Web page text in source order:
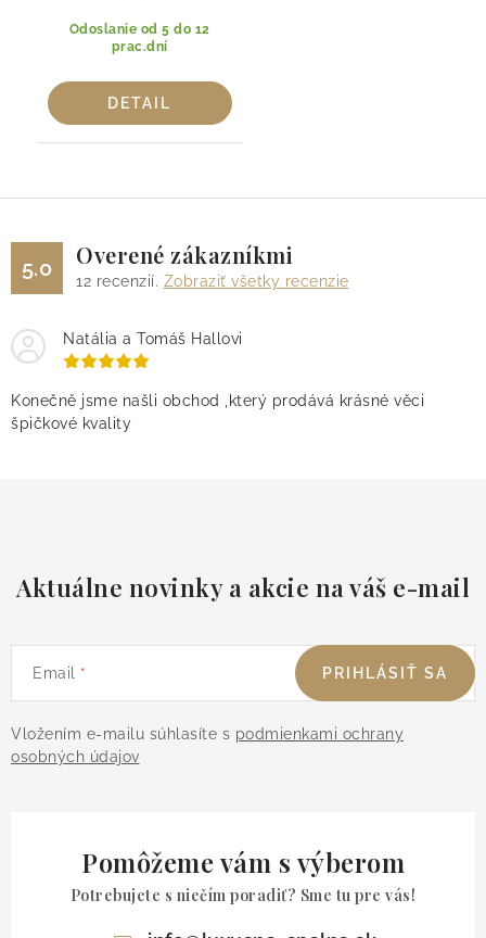
Odoslanie od 5 do 12
prac.dní
DETAIL
5.0 Overené zákazníkmi
12 recenzií. Zobraziť všetky recenzie
Natália a Tomáš Hallovi
Konečně jsme našli obchod ,který prodává krásné věci
špičkové kvality
Aktuálne novinky a akcie na váš e-mail
Email
Vložením e-mailu súhlasíte s podmienkami ochrany
osobných údajov
PRIHLÁSIŤ SA
Pomôžeme vám s výberom
Potrebujete s niečím poradiť? Sme tu pre vás!